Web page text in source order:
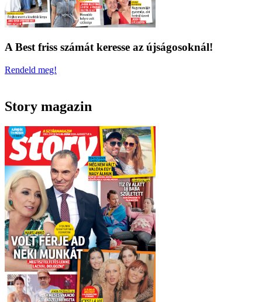
A Best friss számát keresse az újságosoknál!
Rendeld meg!
Story magazin